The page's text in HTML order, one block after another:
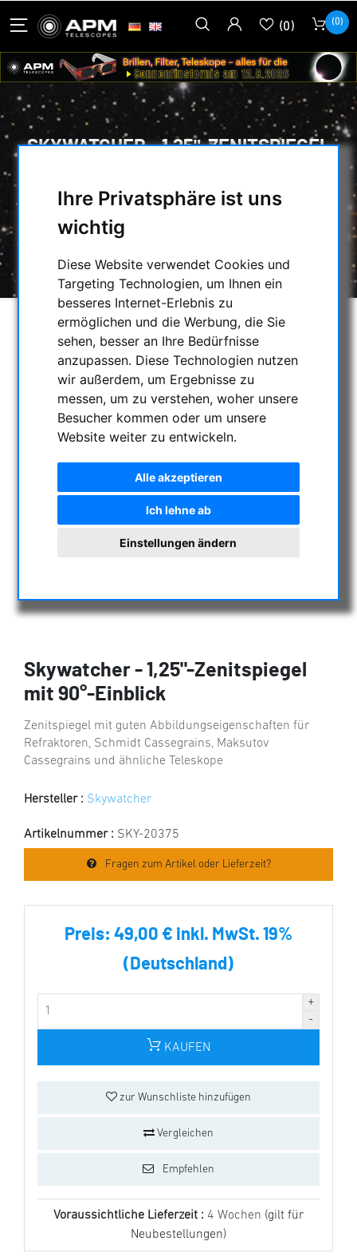
Ihre Privatsphäre ist uns
wichtig
Diese Website verwendet Cookies und
Targeting Technologien, um Ihnen ein
besseres Internet-Erlebnis zu
ermöglichen und die Werbung, die Sie
sehen, besser an Ihre Bedürfnisse
anzupassen. Diese Technologien nutzen
wir außerdem, um Ergebnisse zu
messen, um zu verstehen, woher unsere
Besucher kommen oder um unsere
Website weiter zu entwickeln.
Alle akzeptieren
Ich lehne ab
Einstellungen ändern
(0) (0)
SKYWATCHER - 1,25"-ZENITSPIEGEL
HOME / OPTISCHES ZUBEHÖR /
ZENITSPIEGEL & -PRISMEN
SKYWATCHER - 1,25"-ZENITSPIEGEL MIT 90°-
EINBLICK
Skywatcher - 1,25"-Zenitspiegel
mit 90°-Einblick
Zenitspiegel mit guten Abbildungseigenschaften für
Refraktoren, Schmidt Cassegrains, Maksutov
Cassegrains und ähnliche Teleskope
Hersteller : Skywatcher
Artikelnummer : SKY-20375
Fragen zum Artikel oder Lieferzeit?
Preis: 49,00 € inkl. MwSt. 19%
(Deutschland)
KAUFEN
zur Wunschliste hinzufügen
Vergleichen
Empfehlen
Voraussichtliche Lieferzeit : 4 Wochen (gilt für
Neubestellungen)